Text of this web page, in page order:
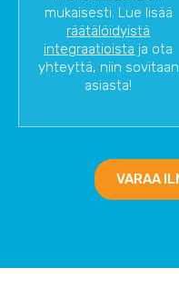
mukaisesti. Lue lisää
räätälöidyistä
integraatioista ja ota
yhteyttä, niin sovitaan
asiasta!
VARAA